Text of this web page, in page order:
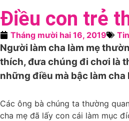
Điều con trẻ
Tháng mười hai 16, 2019
Người làm cha làm mẹ
thích, đưa chúng đi chơi là
những điều mà bậc làm cha
Các ông bà chúng ta thường
cha mẹ đã lấy con cái làm mục